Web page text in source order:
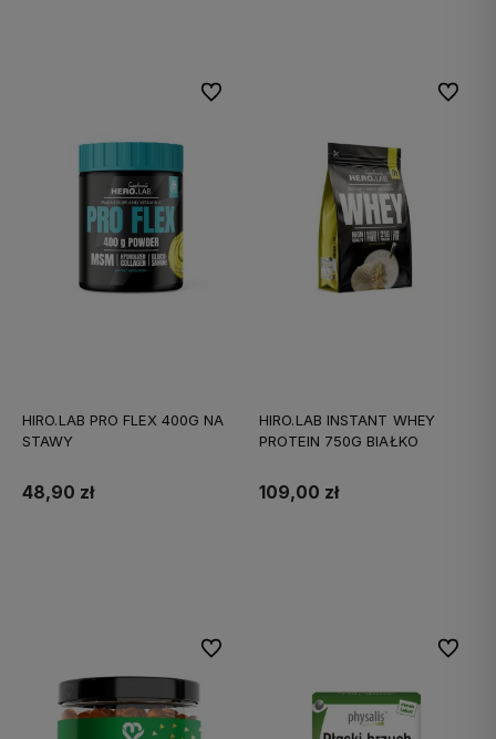
HIRO.LAB PRO FLEX 400G NA
STAWY
48,90 zł
Do ulubionych
HIRO.LAB INSTANT WHEY
PROTEIN 750G BIAŁKO
109,00 zł
Do
Do ulubionych Do